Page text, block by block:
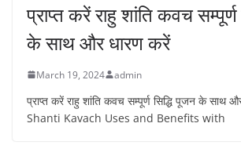
प्राप्त करें राहु शांति कवच
के साथ और धारण करें
March 19, 2024 admin
प्राप्त करें राहु शांति कवच सम्पूर्ण सिद्धि पूजन के साथ
Shanti Kavach Uses and Benefits with